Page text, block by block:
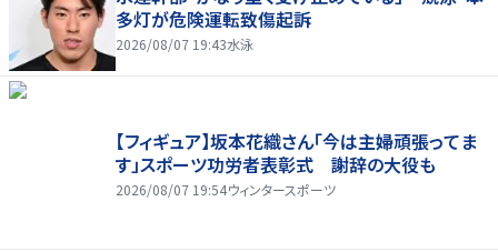
多灯が危険運転致傷起訴
2026/08/07 19:43水泳
【フィギュア】坂本花織さん「今は主婦頑張ってま
す」スポーツ功労者表彰式 謝辞の大役も
2026/08/07 19:54ウィンタースポーツ